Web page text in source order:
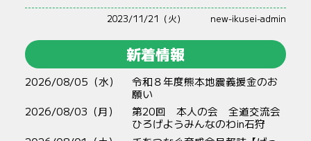
2023/11/21（火） new-ikusei-admin
新着情報
2026/08/05（水）
令和８年度熊本地震義援金のお
願い
2026/08/03（月）
第20回 本人の会 全道交流会
ひろげようみんなのわin石狩